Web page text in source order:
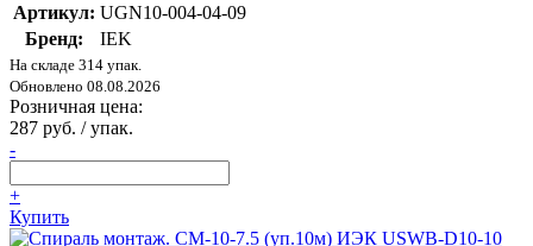
Артикул: UGN10-004-04-09
Бренд:
IEK
На складе 314 упак.
Обновлено 08.08.2026
Розничная цена:
287 руб. / упак.
-
+
Купить